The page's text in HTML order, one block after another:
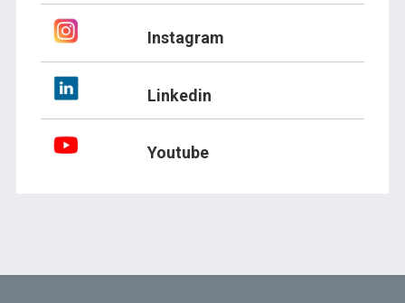
Instagram
Linkedin
Youtube